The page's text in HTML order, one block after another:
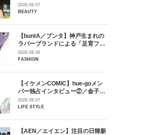
棒”〈ビューティ＆ファッション
夏の必需品〉
2026.08.07
BEAUTY
【buntA／ブンタ】神戸生まれの
ラバーブランドによる「足育フッ
トウェア」。伊勢丹新宿店でPOP-
UP開催中！
2026.08.06
FASHION
【イケメンCOMIC】hue-goメン
バー独占インタビュー②／金子玄
矢「感情をズバーッと言葉にでき
た時は幸せ〜」
2026.08.07
LIFE STYLE
【AEN／エイエン】注目の日韓新